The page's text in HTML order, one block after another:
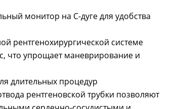
монитор на С-дуге для удобства
рентгенохирургической системе
что упрощает маневрирование и
длительных процедур
рентгеновской трубки позволяют